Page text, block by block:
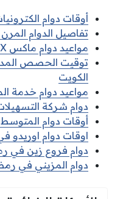
أوقات دوام
تفاصيل الدوام المرن
مواعيد دوام ماكس MAX في رمضان 2026
الكويت
مواعيد دوام خدمة
دوام شركة
أوقات دوام المتوسط
اوقات دوام اوريدو في
دوام فروع زين في
دوام المزيني في